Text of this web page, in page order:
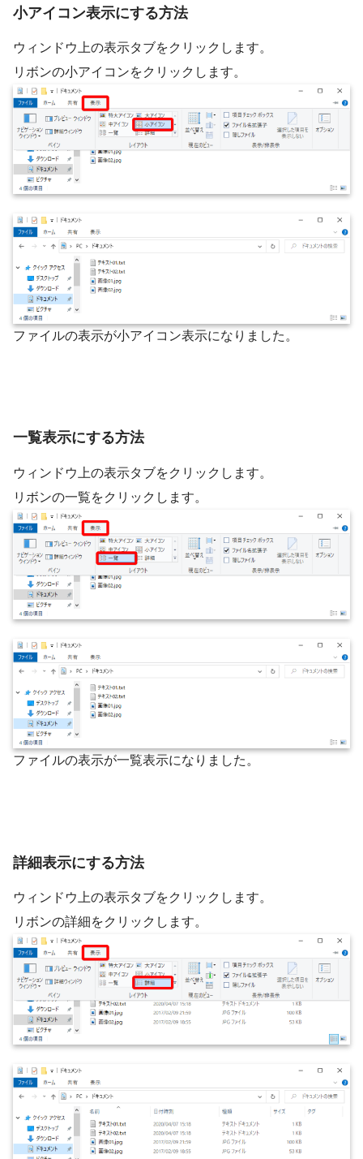
小アイコン表示にする方法
ウィンドウ上の表示タブをクリックします。
リボンの小アイコンをクリックします。
ファイルの表示が小アイコン表示になりました。
一覧表示にする方法
ウィンドウ上の表示タブをクリックします。
リボンの一覧をクリックします。
ファイルの表示が一覧表示になりました。
詳細表示にする方法
ウィンドウ上の表示タブをクリックします。
リボンの詳細をクリックします。